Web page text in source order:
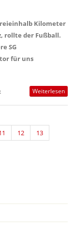
Kilometer
rollte der Fußball.
SG
für uns
Weiterlesen
12
13